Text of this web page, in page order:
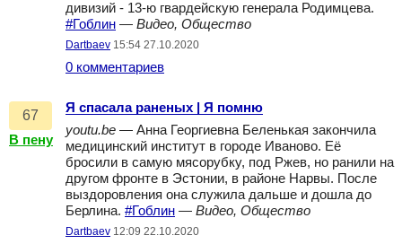
дивизий - 13-ю гвардейскую генерала Родимцева.
#Гоблин — Видео, Общество
Dartbaev 15:54 27.10.2020
0 комментариев
67
В пену
Я спасала раненых | Я помню
youtu.be — Анна Георгиевна Беленькая закончила
медицинский институт в городе Иваново. Её
бросили в самую мясорубку, под Ржев, но ранили на
другом фронте в Эстонии, в районе Нарвы. После
выздоровления она служила дальше и дошла до
Берлина. #Гоблин — Видео, Общество
Dartbaev 12:09 22.10.2020